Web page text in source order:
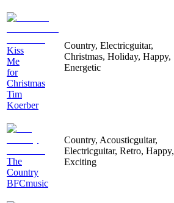
Kiss
Me
for
Christmas
Tim
Koerber
Country, Electricguitar,
Christmas, Holiday, Happy,
Energetic
The
Country
BFCmusic
Country, Acousticguitar,
Electricguitar, Retro, Happy,
Exciting